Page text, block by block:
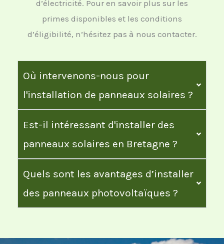
d’électricité. Pour en savoir plus sur les
primes disponibles et les conditions
d’éligibilité, n’hésitez pas à nous contacter.
Où intervenons-nous pour
l'installation de panneaux solaires ?
Est-il intéressant d'installer des
panneaux solaires en Bretagne ?
Quels sont les avantages d’installer
des panneaux photovoltaïques ?